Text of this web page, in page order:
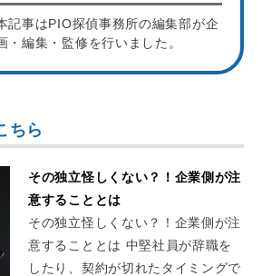
記事はPIO探偵事務所の編集部が企
・編集・監修を行いました。
ちら
その独立怪しくない？！企業側が注
意することとは
その独立怪しくない？！企業側が注
意することとは 中堅社員が辞職を
したり、契約が切れたタイミングで